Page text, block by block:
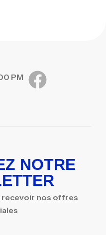
PM
NOTRE
nos offres